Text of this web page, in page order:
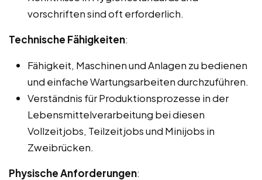
vorschriften sind oft erforderlich.
Technische Fähigkeiten:
Fähigkeit, Maschinen und Anlagen zu bedienen
und einfache Wartungsarbeiten durchzuführen.
Verständnis für Produktionsprozesse in der
Lebensmittelverarbeitung bei diesen
Vollzeitjobs, Teilzeitjobs und Minijobs in
Zweibrücken.
Physische Anforderungen: